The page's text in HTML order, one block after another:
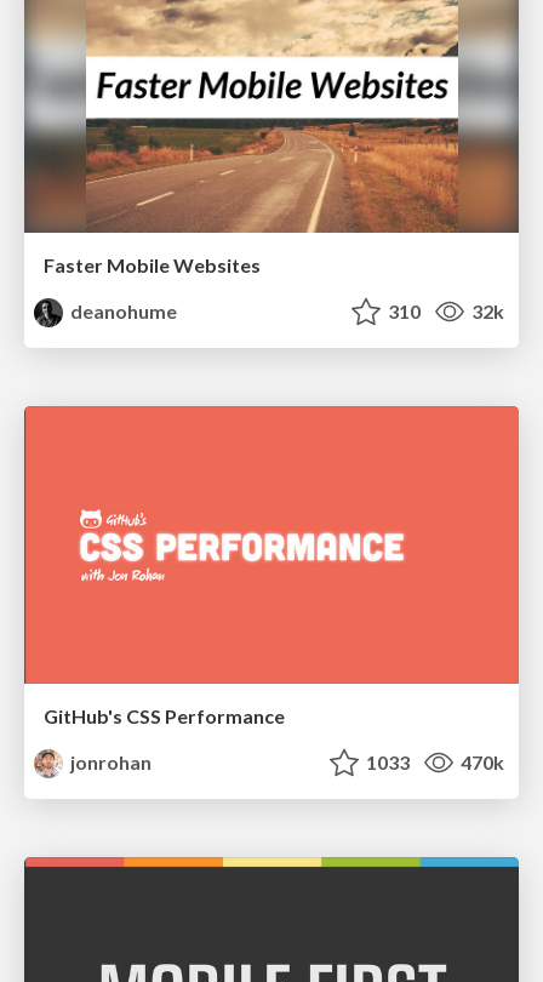
Faster Mobile Websites
deanohume
310 32k
GitHub's CSS Performance
jonrohan
1033 470k